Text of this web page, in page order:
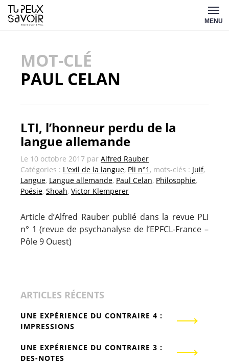
Aller
au
MENU
MOT-CLÉ
PAUL CELAN
LTI, l’honneur perdu de la
langue allemande
Le 10 octobre 2017 par Alfred Rauber
Catégories : L'exil de la langue, Pli n°1 , mots-clés : Juif,
Langue, Langue allemande, Paul Celan, Philosophie,
Poésie, Shoah, Victor Klemperer
Article d’Alfred Rauber publié dans la revue PLI
n° 1 (revue de psychanalyse de l’EPFCL-France –
Pôle 9 Ouest)
ARTICLES RÉCENTS
UNE EXPÉRIENCE DU CONTRAIRE 4 :
IMPRESSIONS
UNE EXPÉRIENCE DU CONTRAIRE 3 :
DES-NOTES